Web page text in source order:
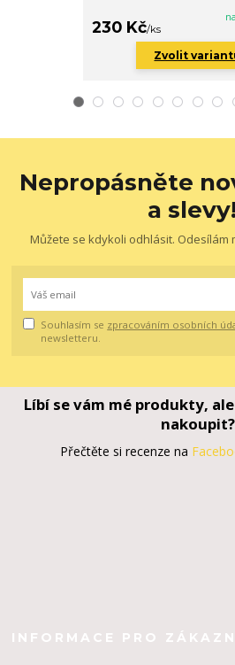
230 Kč/ks
Zvolit
Nepropásněte
a slevy!
Můžete se kdykoli odhlásit. Odesílám
Souhlasím se zpracováním osobních
newsletteru.
Líbí se vám mé produkty,
nakoupit?
Přečtěte si recenze na
INFORMACE PRO